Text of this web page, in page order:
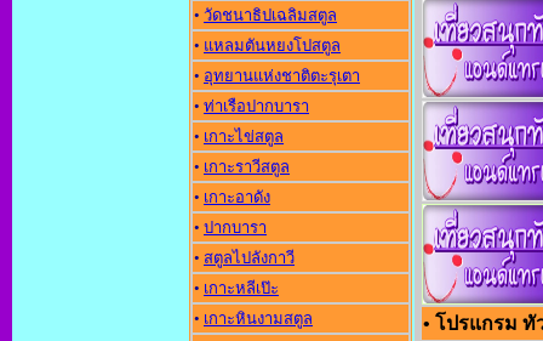
• วัดชนาธิปเฉลิมสตูล
• แหลมตันหยงโปสตูล
• อุทยานแห่งชาติตะรุเตา
• ท่าเรือปากบารา
• เกาะไข่สตูล
• เกาะราวีสตูล
• เกาะอาดัง
• ปากบารา
• สตูลไปลังกาวี
• เกาะหลีเป๊ะ
• เกาะหินงามสตูล
• โปรแกรม ทั